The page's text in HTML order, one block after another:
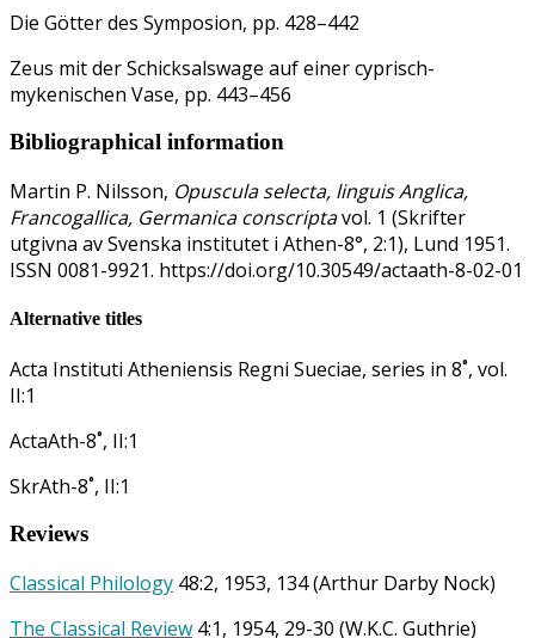
Die Götter des Symposion, pp. 428–442
Zeus mit der Schicksalswage auf einer cyprisch-
mykenischen Vase, pp. 443–456
Bibliographical information
Martin P. Nilsson, Opuscula selecta, linguis Anglica,
Francogallica, Germanica conscriptavol. 1 (Skrifter
utgivna av Svenska institutet i Athen-8°, 2:1), Lund 1951.
ISSN 0081-9921. https://doi.org/10.30549/actaath-8-02-01
Alternative titles
Acta Instituti Atheniensis Regni Sueciae, series in 8˚, vol.
II:1
ActaAth-8˚, II:1
SkrAth-8˚, II:1
Reviews
Classical Philology 48:2, 1953, 134 (Arthur Darby Nock)
The Classical Review 4:1, 1954, 29-30 (W.K.C. Guthrie)